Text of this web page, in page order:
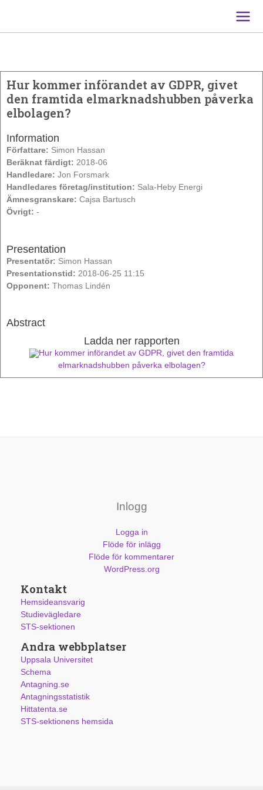
Main
Hur kommer införandet av GDPR, givet
den framtida elmarknadshubben påverka
elbolagen?
Information
Författare: Simon Hassan
Beräknat färdigt: 2018-06
Handledare: Jon Forsmark
Handledares företag/institution: Sala-Heby Energi
Ämnesgranskare: Cajsa Bartusch
Övrigt: -
Presentation
Presentatör: Simon Hassan
Presentationstid: 2018-06-25 11:15
Opponent: Thomas Lindén
Abstract
Ladda ner rapporten
Hur kommer införandet av GDPR, givet den framtida
elmarknadshubben påverka elbolagen?
Inlogg
Logga in
Flöde för inlägg
Flöde för kommentarer
WordPress.org
Kontakt
Hemsideansvarig
Studievägledare
STS-sektionen
Andra webbplatser
Uppsala Universitet
Schema
Antagning.se
Antagningsstatistik
Hittatenta.se
STS-sektionens hemsida